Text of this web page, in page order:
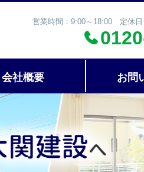
営業時間：9:00～18:00 定休日
会社概要 お問